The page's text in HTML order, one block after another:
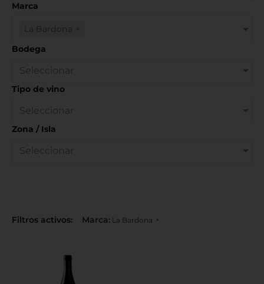
Marca
Bodega
Seleccionar
Tipo de vino
Seleccionar
Zona / Isla
Seleccionar
Filtros activos: Marca: La Bardona ×